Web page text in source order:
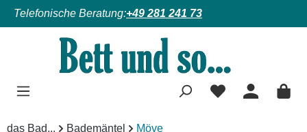
Zum Hauptinhalt springen
Telefonische Beratung:+49 281 241 73
das Bad... Bademäntel Möve